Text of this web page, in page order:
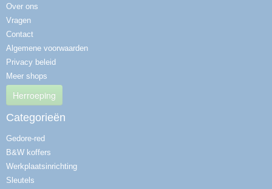
Over ons
Vragen
Contact
Algemene voorwaarden
Privacy beleid
Meer shops
Herroeping
Categorieën
Gedore-red
B&W koffers
Werkplaatsinrichting
Sleutels